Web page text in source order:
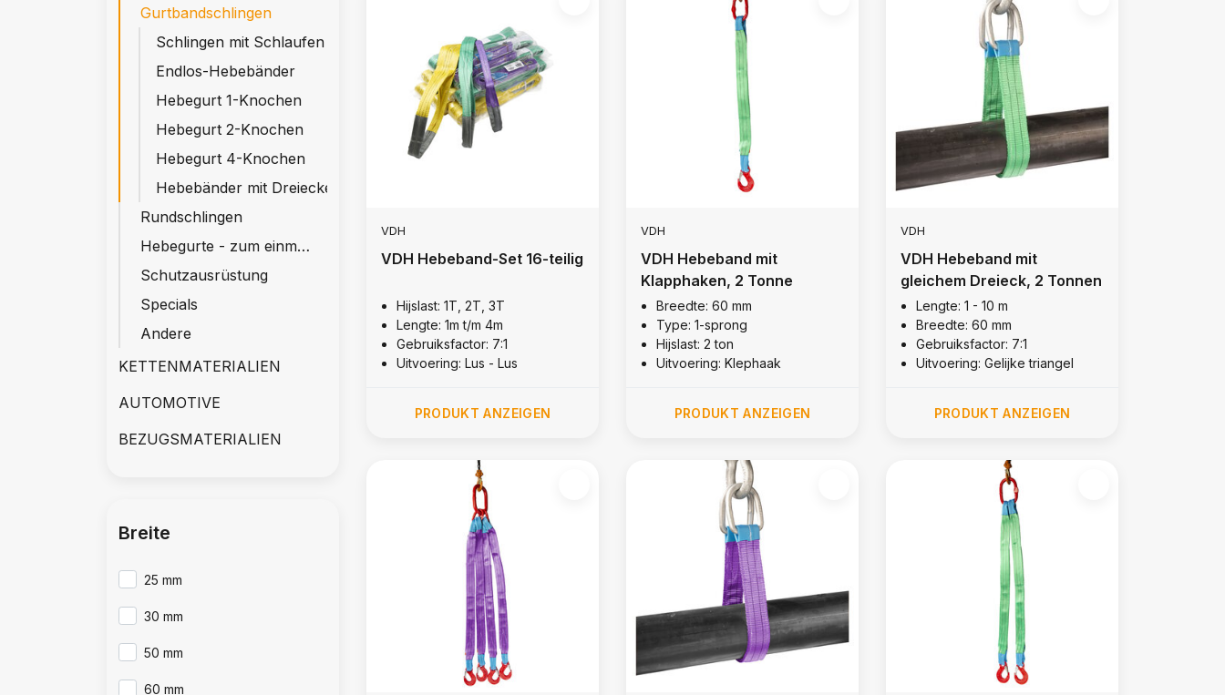
VDH
VDH Hebeband-Set 16-teilig
Hijslast: 1T, 2T, 3T
Lengte: 1m t/m 4m
Gebruiksfactor: 7:1
Uitvoering: Lus - Lus
PRODUKT ANZEIGEN
VDH
VDH Hebeband mit
Klapphaken, 2 Tonne
Breedte: 60 mm
Type: 1-sprong
Hijslast: 2 ton
Uitvoering: Klephaak
PRODUKT ANZEIGEN
VDH
VDH Hebeband mit
gleichem Dreieck, 2 Tonnen
Lengte: 1 - 10 m
Breedte: 60 mm
Gebruiksfactor: 7:1
Uitvoering: Gelijke triangel
PRODUKT ANZEIGEN
Gurtbandschlingen
Schlingen mit Schlaufen
Endlos-Hebebänder
Hebegurt 1-Knochen
Hebegurt 2-Knochen
Hebegurt 4-Knochen
Hebebänder mit Dreiecken
Rundschlingen
Hebegurte - zum einmaligen Gebrauch
Schutzausrüstung
Specials
Andere
KETTENMATERIALIEN
AUTOMOTIVE
BEZUGSMATERIALIEN
Breite
25 mm
30 mm
50 mm
60 mm